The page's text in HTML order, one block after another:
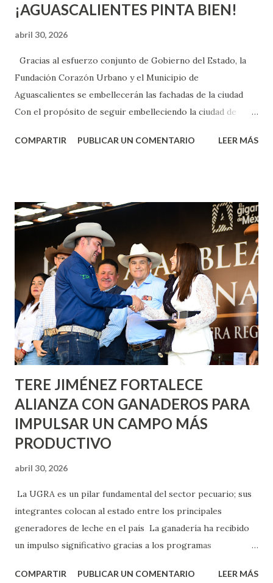
¡AGUASCALIENTES PINTA BIEN!
abril 30, 2026
Gracias al esfuerzo conjunto de Gobierno del Estado, la
Fundación Corazón Urbano y el Municipio de
Aguascalientes se embellecerán las fachadas de la ciudad
Con el propósito de seguir embelleciendo la ciudad de
municipal, Leo Montañez dio inicio al programa
Corazón Urbano y el Municipio capital. Leo Montañez
informó que en este programa se usarán cerca de 90 mil
metros cuadrados de pintura, para dar inicio en la calle
Nieto, entre Jesús F. Elizondo y la calle 22 de Octubre, con
lo que se aplicará pintura en 66 casas. Posteriormente se
llevará este programa a Villas de Nuestra Señora de la
Asunción, Avenida Alameda y Decreto 27 de Septiembre, en
los edificios FOVISSSTE Ojo de Agua, en la comunidad
Norias de Paso Hondo y en los edificios de...
COMPARTIR PUBLICAR UN COMENTARIO LEER MÁS
TERE JIMÉNEZ FORTALECE
ALIANZA CON GANADEROS PARA
IMPULSAR UN CAMPO MÁS
PRODUCTIVO
abril 30, 2026
La UGRA es un pilar fundamental del sector pecuario; sus
integrantes colocan al estado entre los principales
generadores de leche en el país La ganadería ha recibido
un impulso significativo gracias a los programas
muestra de su respaldo firme y decidido al campo, la
COMPARTIR PUBLICAR UN COMENTARIO LEER MÁS